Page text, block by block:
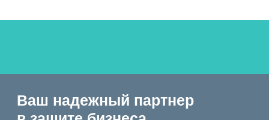
Непубличная оферта (договор) о предоставлении доступа